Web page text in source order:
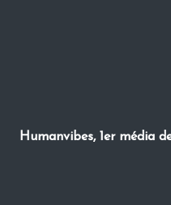
Humanvibes, 1er média